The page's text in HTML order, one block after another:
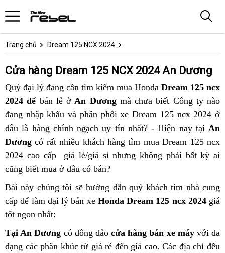
Trang chủ Dream 125 NCX 2024
Cửa hàng Dream 125 NCX 2024 An Dương
Quý đại lý đang cần tìm kiếm mua Honda Dream 125 ncx
2024 để bán lẻ ở An Dươngmà chưa biết Công ty nào
đang nhập khẩu và phân phối xe Dream 125 ncx 2024 ở
đâu là hàng chính ngạch uy tín nhất? - Hiện nay tại An
Dương có rất nhiều khách hàng tìm mua Dream 125 ncx
2024 cao cấp giá lẻ/giá sỉ nhưng không phải bất kỳ ai
cũng biết mua ở đâu có bán?
Bài này chúng tôi sẽ hướng dẫn quý khách tìm nhà cung
cấp để làm đại lý bán xe Honda Dream 125 ncx 2024giá
tốt ngon nhất:
Tại An Dương có đông đảocửa hàng bán xe máyvới đa
dạng các phân khúc từ giá rẻ đến giá cao. Các địa chỉ đều